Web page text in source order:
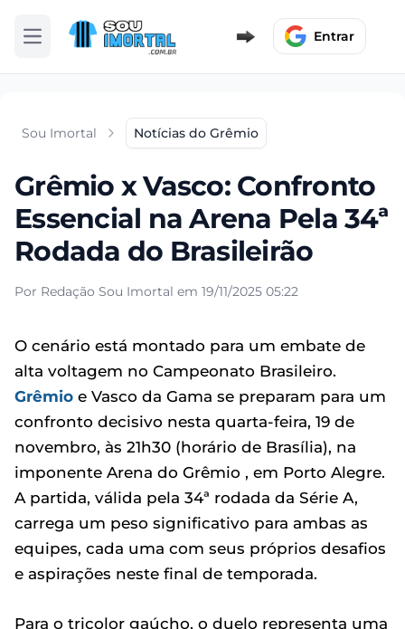
Abrir menu Entrar
Sou Imortal Notícias do Grêmio
Grêmio x Vasco: Confronto
Essencial na Arena Pela 34ª
Rodada do Brasileirão
Por Redação Sou Imortal em 19/11/2025 05:22
O cenário está montado para um embate de
alta voltagem no Campeonato Brasileiro.
Grêmio e Vasco da Gama se preparam para um
confronto decisivo nesta quarta-feira, 19 de
novembro, às 21h30 (horário de Brasília), na
imponente Arena do Grêmio , em Porto Alegre.
A partida, válida pela 34ª rodada da Série A,
carrega um peso significativo para ambas as
equipes, cada uma com seus próprios desafios
e aspirações neste final de temporada.
Para o tricolor gaúcho, o duelo representa uma